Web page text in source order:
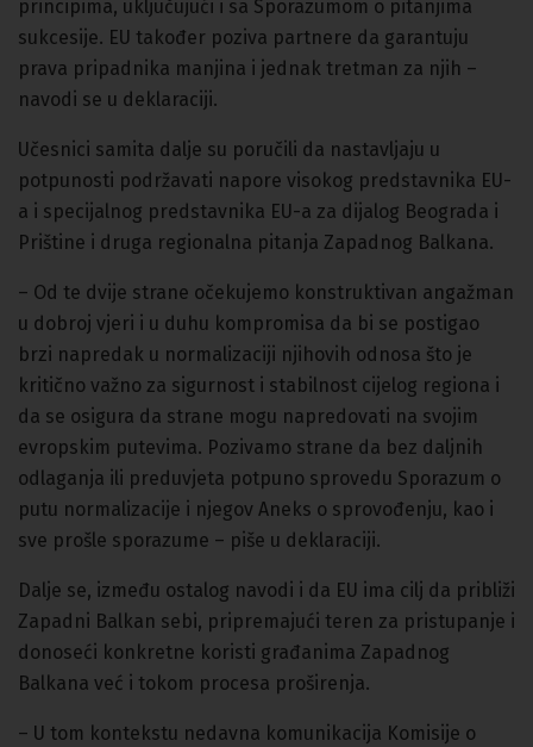
principima, uključujući i sa Sporazumom o pitanjima
sukcesije. EU također poziva partnere da garantuju
prava pripadnika manjina i jednak tretman za njih –
navodi se u deklaraciji.
Učesnici samita dalje su poručili da nastavljaju u
potpunosti podržavati napore visokog predstavnika EU-
a i specijalnog predstavnika EU-a za dijalog Beograda i
Prištine i druga regionalna pitanja Zapadnog Balkana.
– Od te dvije strane očekujemo konstruktivan angažman
u dobroj vjeri i u duhu kompromisa da bi se postigao
brzi napredak u normalizaciji njihovih odnosa što je
kritično važno za sigurnost i stabilnost cijelog regiona i
da se osigura da strane mogu napredovati na svojim
evropskim putevima. Pozivamo strane da bez daljnih
odlaganja ili preduvjeta potpuno sprovedu Sporazum o
putu normalizacije i njegov Aneks o sprovođenju, kao i
sve prošle sporazume – piše u deklaraciji.
Dalje se, između ostalog navodi i da EU ima cilj da približi
Zapadni Balkan sebi, pripremajući teren za pristupanje i
donoseći konkretne koristi građanima Zapadnog
Balkana već i tokom procesa proširenja.
– U tom kontekstu nedavna komunikacija Komisije o